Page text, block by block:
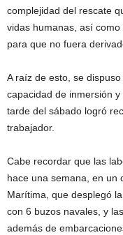
complejidad del rescate
vidas humanas, así
para que no fuera
A raíz de esto, se
capacidad de inmersión
tarde del sábado logró
trabajador.
Cabe recordar que las
hace una semana, en un
Marítima, que desplegó
con 6 buzos navales, y
además de